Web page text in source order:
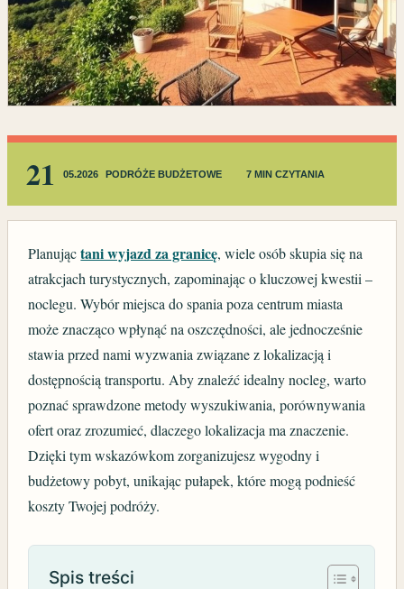
21 05.2026 PODRÓŻE BUDŻETOWE 7 MIN CZYTANIA
Planująctani wyjazd za granicę, wiele osób skupia się na
atrakcjach turystycznych, zapominając o kluczowej kwestii –
noclegu. Wybór miejsca do spania poza centrum miasta
może znacząco wpłynąć na oszczędności, ale jednocześnie
stawia przed nami wyzwania związane z lokalizacją i
dostępnością transportu. Aby znaleźć idealny nocleg, warto
poznać sprawdzone metody wyszukiwania, porównywania
ofert oraz zrozumieć, dlaczego lokalizacja ma znaczenie.
Dzięki tym wskazówkom zorganizujesz wygodny i
budżetowy pobyt, unikając pułapek, które mogą podnieść
koszty Twojej podróży.
Spis treści